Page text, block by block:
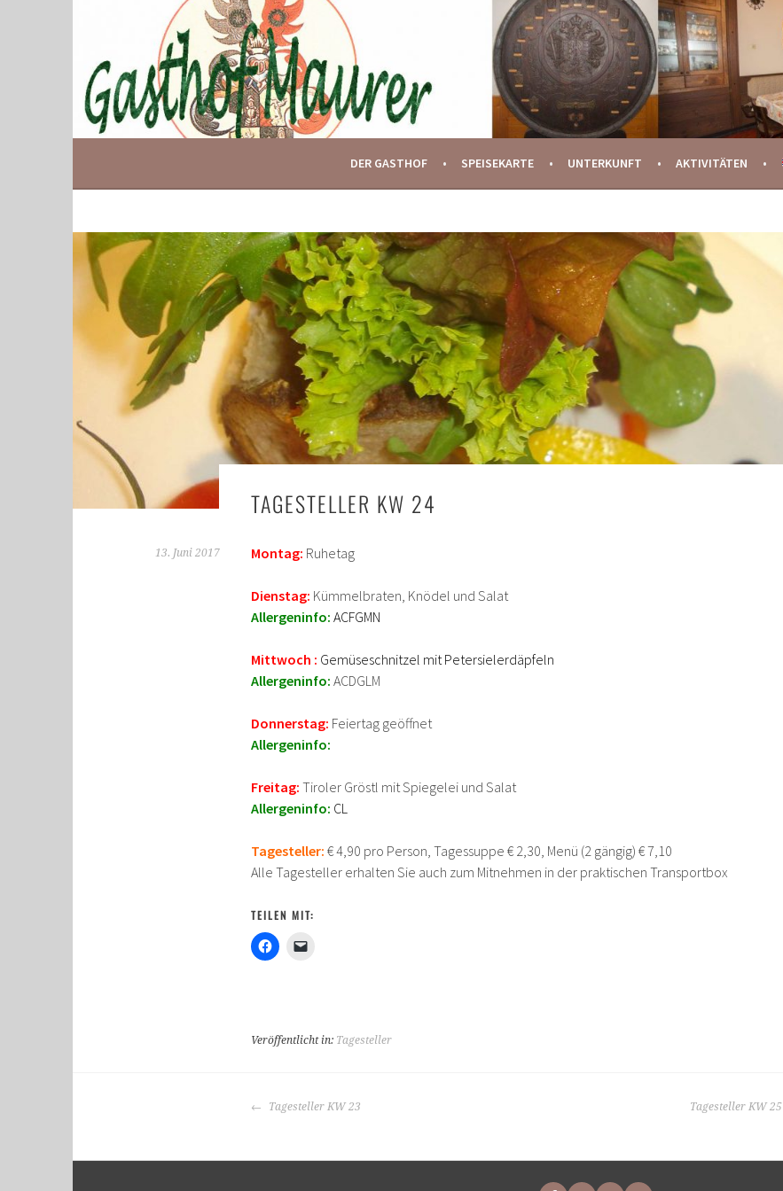
GASTHOF MAURER
IHR GASTHOF IN GLOGGNITZ
DER GASTHOF SPEISEKARTE UNTERKUNFT AKTIVITÄTEN
TAGESTELLER KW 24
13. Juni 2017 Montag: Ruhetag
Dienstag: Kümmelbraten, Knödel und Salat
Allergeninfo: ACFGMN
Mittwoch : Gemüseschnitzel mit Petersielerdäpfeln
Allergeninfo: ACDGLM
Donnerstag: Feiertag geöffnet
Allergeninfo:
Freitag: Tiroler Gröstl mit Spiegelei und Salat
Allergeninfo: CL
Tagesteller: € 4,90 pro Person, Tagessuppe € 2,30, Menü (2 gängig) € 7,10
Alle Tagesteller erhalten Sie auch zum Mitnehmen in der praktischen Transportbox
TEILEN MIT:
Veröffentlicht in: Tagesteller
BEITRAGS-
Tagesteller KW 23 Tagesteller KW 25